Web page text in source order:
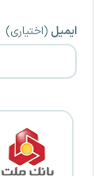
ایمیل (اختیاری)